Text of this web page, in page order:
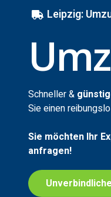
Leipzig:
Schneller &
Sie einen
Sie möchten Ihr
anfragen!